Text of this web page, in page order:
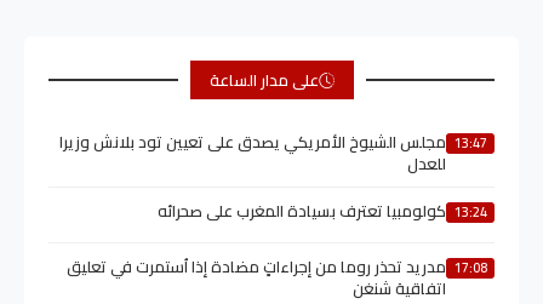
على مدار الساعة
13:47 مجلس الشيوخ الأمريكي يصدق على تعيين تود بلانش وزيرا
للعدل
13:24 كولومبيا تعترف بسيادة المغرب على صحرائه
17:08 مدريد تحذر روما من إجراءاتٍ مضادة إذا اُستمرت في تعليق
اتفاقية شنغن